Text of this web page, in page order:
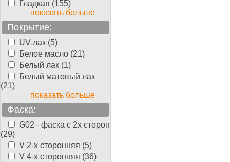
Гладкая (155)
показать больше
Покрытие:
UV-лак (5)
Белое масло (21)
Белый лак (1)
Белый матовый лак
(21)
показать больше
Фаска:
G02 - фаска с 2х сторон
(29)
V 2-х сторонняя (5)
V 4-х сторонняя (36)